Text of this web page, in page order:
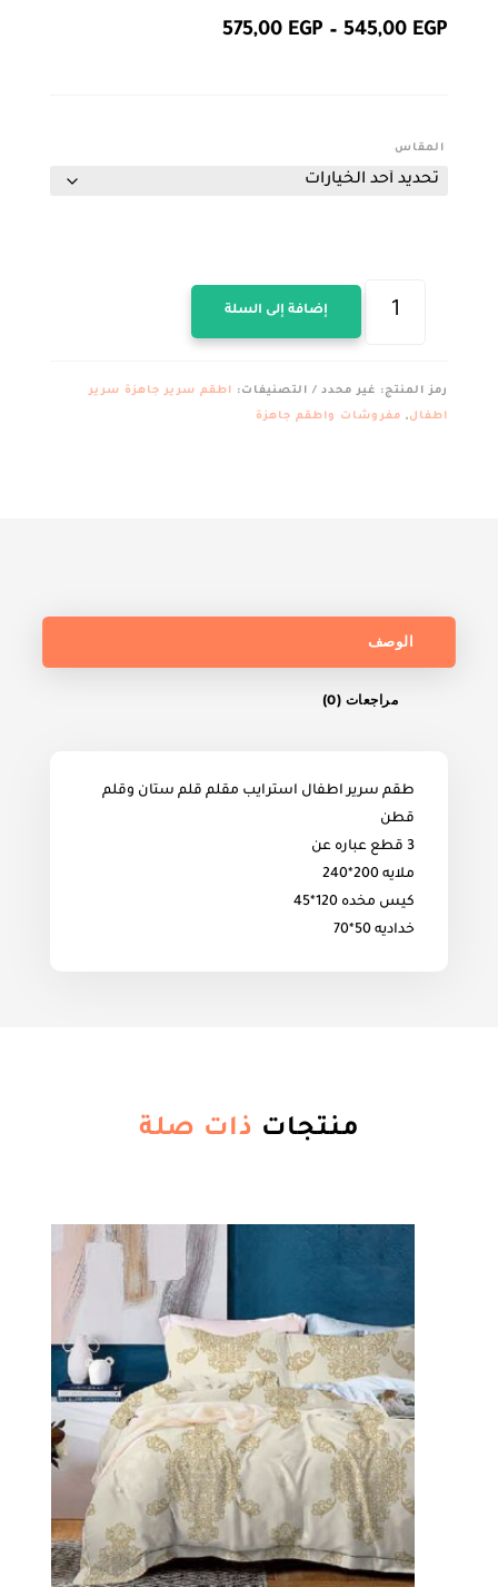
545,00 EGP
–
575,00 EGP
نطاق
المقاس
ستان
قطن
إضافة إلى السلة
رمز المنتج: غير محدد التصنيفات: اطقم سرير جاهزة سرير
اطفال, مفروشات واطقم جاهزة
الوصف
مراجعات (0)
طقم سرير اطفال استرايب مقلم قلم ستان وقلم
قطن
3 قطع عباره عن
ملايه 200*240
كيس مخده 120*45
خداديه 50*70
منتجات ذات صلة